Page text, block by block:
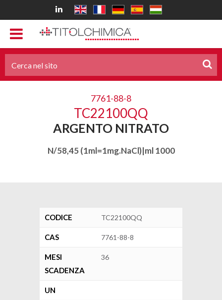
7761-88-8
TC22100QQ
ARGENTO NITRATO
N/58,45 (1ml=1mg.NaCl)|ml 1000
CODICE TC22100QQ
CAS 7761-88-8
MESI
SCADENZA
36
UN